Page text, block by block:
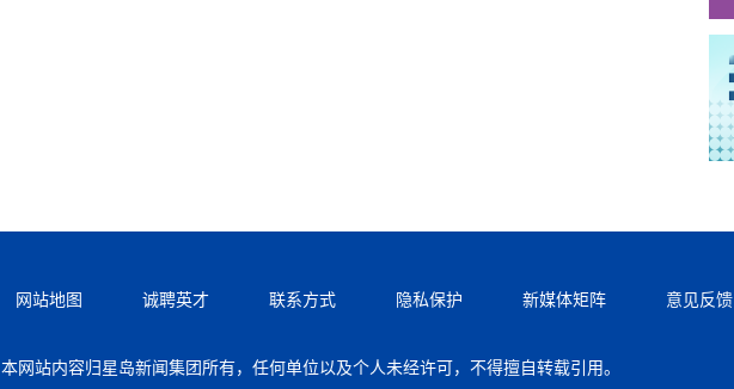
网站地图 诚聘英才 联系方式 隐私保护 新媒体矩阵 意见反馈
本网站内容归星岛新闻集团所有，任何单位以及个人未经许可，不得擅自转载引用。